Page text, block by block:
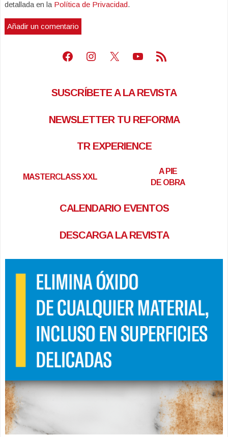
detallada en la Política de Privacidad.
Facebook
Instagram
X Youtube
Feed RSS
SUSCRÍBETE A LA REVISTA
NEWSLETTER TU REFORMA
TR EXPERIENCE
MASTERCLASS XXL
A PIE
DE OBRA
CALENDARIO EVENTOS
DESCARGA LA REVISTA